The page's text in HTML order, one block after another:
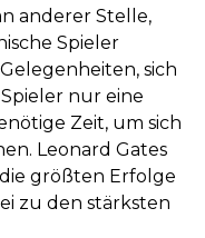
anderer Stelle,
Spieler
sich
nur eine
Zeit, um sich
Leonard Gates
größten Erfolge
zu den stärksten